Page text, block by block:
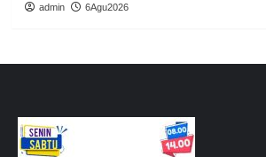
admin 6Agu2026